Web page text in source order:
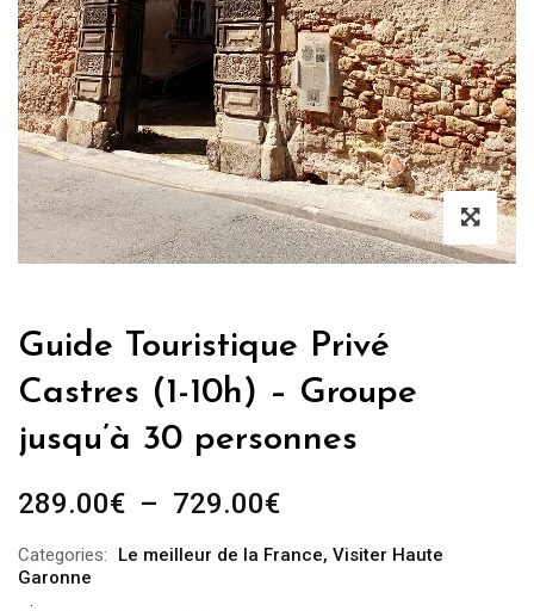
Guide Touristique Privé
Castres (1-10h) – Groupe
jusqu’à 30 personnes
289.00€ – 729.00€Plage
prix :
Categories: Le meilleur de la France, Visiter Haute
Garonne